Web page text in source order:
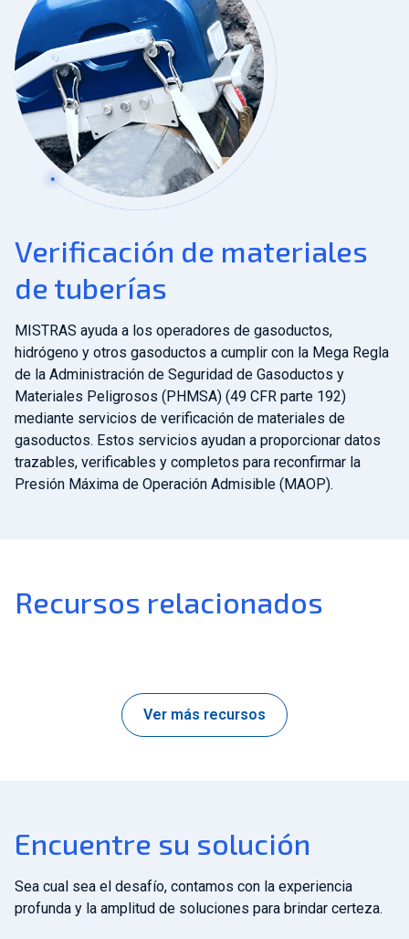
Verificación de materiales
de tuberías
MISTRAS ayuda a los operadores de gasoductos,
hidrógeno y otros gasoductos a cumplir con la Mega Regla
de la Administración de Seguridad de Gasoductos y
Materiales Peligrosos (PHMSA) (49 CFR parte 192)
mediante servicios de verificación de materiales de
gasoductos. Estos servicios ayudan a proporcionar datos
trazables, verificables y completos para reconfirmar la
Presión Máxima de Operación Admisible (MAOP).
Recursos relacionados
Ver más recursos
Encuentre su solución
Sea cual sea el desafío, contamos con la experiencia
profunda y la amplitud de soluciones para brindar certeza.